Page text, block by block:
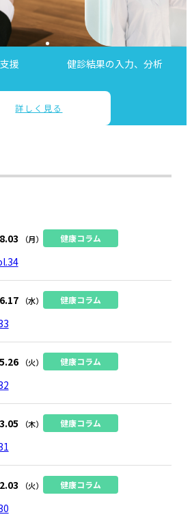
援 健診結果の入力、分析
詳しく見る
（月） 健康コラム
（水） 健康コラム
（火） 健康コラム
（木） 健康コラム
（火） 健康コラム